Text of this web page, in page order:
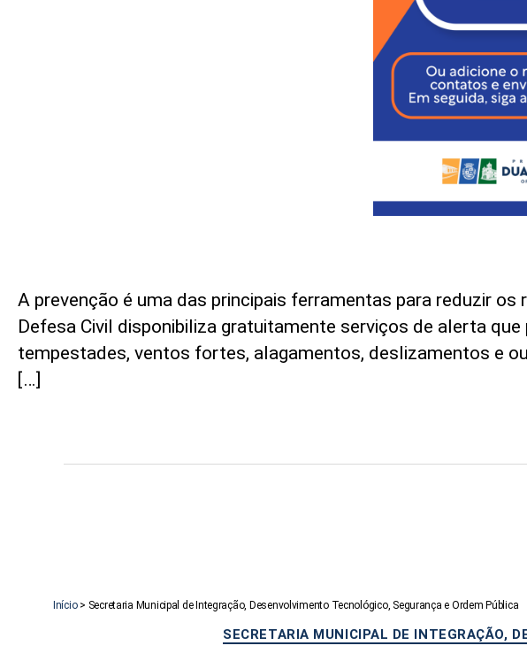
A prevenção é uma das principais ferramentas para reduzir
Defesa Civil disponibiliza gratuitamente serviços de alerta
tempestades, ventos fortes, alagamentos, deslizamentos e
[…]
Início> Secretaria Municipal de Integração, Desenvolvimento Tecnológico, Segurança e Ordem Pública
SECRETARIA MUNICIPAL DE INTEGRAÇÃO,